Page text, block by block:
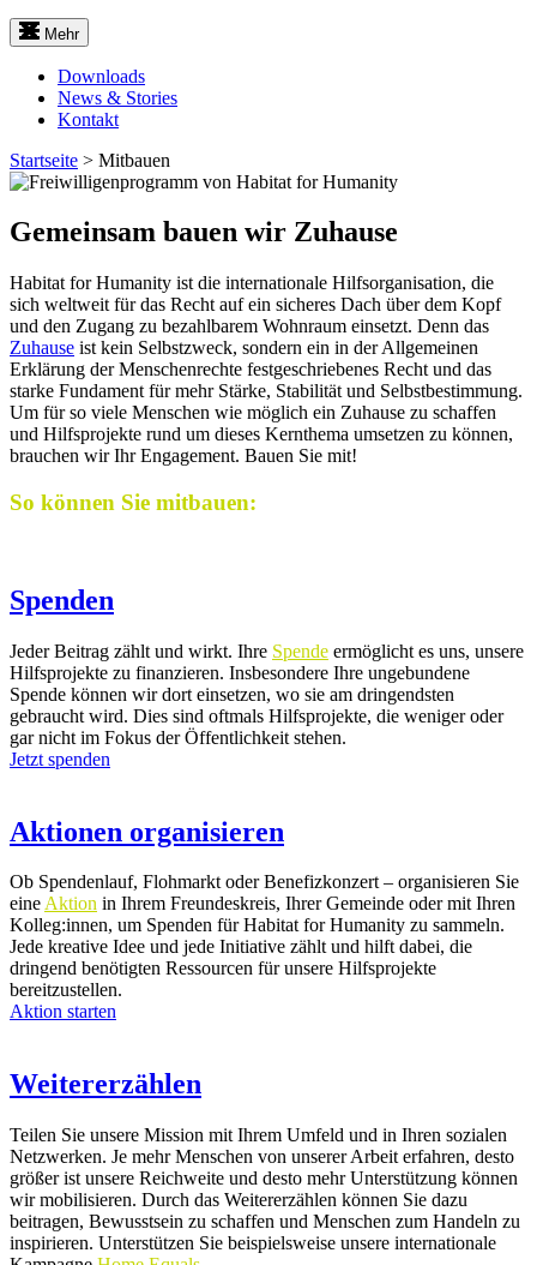
Mehr
Downloads
News & Stories
Kontakt
Startseite > Mitbauen
Gemeinsam bauen wir Zuhause
Habitat for Humanity ist die internationale Hilfsorganisation, die
sich weltweit für das Recht auf ein sicheres Dach über dem Kopf
und den Zugang zu bezahlbarem Wohnraum einsetzt. Denn das
Zuhause ist kein Selbstzweck, sondern ein in der Allgemeinen
Erklärung der Menschenrechte festgeschriebenes Recht und das
starke Fundament für mehr Stärke, Stabilität und Selbstbestimmung.
Um für so viele Menschen wie möglich ein Zuhause zu schaffen
und Hilfsprojekte rund um dieses Kernthema umsetzen zu können,
brauchen wir Ihr Engagement. Bauen Sie mit!
So können Sie mitbauen:
Spenden
Jeder Beitrag zählt und wirkt. Ihre Spende ermöglicht es uns, unsere
Hilfsprojekte zu finanzieren. Insbesondere Ihre ungebundene
Spende können wir dort einsetzen, wo sie am dringendsten
gebraucht wird. Dies sind oftmals Hilfsprojekte, die weniger oder
gar nicht im Fokus der Öffentlichkeit stehen.
Jetzt spenden
Aktionen organisieren
Ob Spendenlauf, Flohmarkt oder Benefizkonzert – organisieren Sie
eineAktion in Ihrem Freundeskreis, Ihrer Gemeinde oder mit Ihren
Kolleg:innen, um Spenden für Habitat for Humanity zu sammeln.
Jede kreative Idee und jede Initiative zählt und hilft dabei, die
dringend benötigten Ressourcen für unsere Hilfsprojekte
bereitzustellen.
Aktion starten
Weitererzählen
Teilen Sie unsere Mission mit Ihrem Umfeld und in Ihren sozialen
Netzwerken. Je mehr Menschen von unserer Arbeit erfahren, desto
größer ist unsere Reichweite und desto mehr Unterstützung können
wir mobilisieren. Durch das Weitererzählen können Sie dazu
beitragen, Bewusstsein zu schaffen und Menschen zum Handeln zu
inspirieren. Unterstützen Sie beispielsweise unsere internationale